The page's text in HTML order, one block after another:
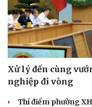
Xử lý đến cùng
nghiệp đi vòng
Thí điểm phường